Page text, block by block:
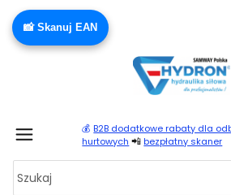
📸 Skanuj EAN
💰 B2B dodatkowe rabaty dla
hurtowych 📲 bezpłatny skaner